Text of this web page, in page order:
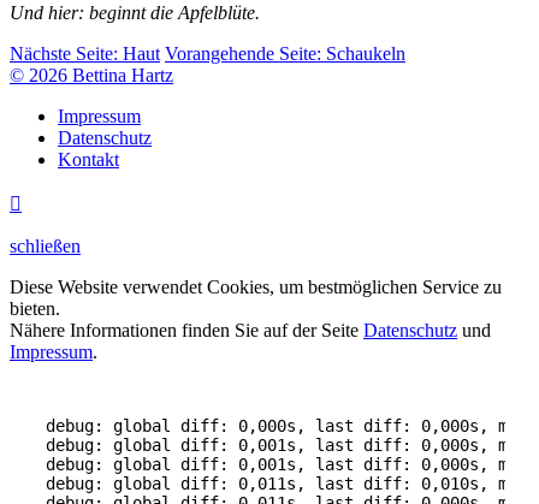
Und hier: beginnt die Apfelblüte.
Nächste Seite: Haut Vorangehende Seite: Schaukeln
© 2026 Bettina Hartz
Impressum
Datenschutz
Kontakt

schließen
Diese Website verwendet Cookies, um bestmöglichen Service zu
bieten.
Nähere Informationen finden Sie auf der Seite Datenschutz und
Impressum.
debug: global diff: 0,000s, last diff: 0,000s, mem:
debug: global diff: 0,001s, last diff: 0,000s, mem:
debug: global diff: 0,001s, last diff: 0,000s, mem:
debug: global diff: 0,011s, last diff: 0,010s, mem: